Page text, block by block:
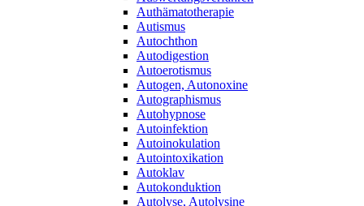
Authämatotherapie
Autismus
Autochthon
Autodigestion
Autoerotismus
Autogen, Autonoxine
Autographismus
Autohypnose
Autoinfektion
Autoinokulation
Autointoxikation
Autoklav
Autokonduktion
Autolyse, Autolysine